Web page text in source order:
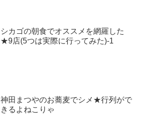
シカゴの朝食でオススメを網羅した
★9店(5つは実際に行ってみた)-1
神田まつやのお蕎麦でシメ★行列がで
きるよねこりゃ